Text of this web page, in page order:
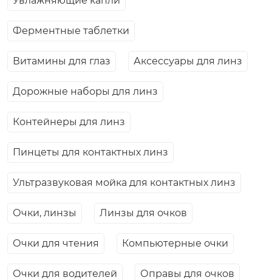
Ферментные таблетки
Витамины для глаз Аксессуары для линз
Дорожные наборы для линз
Контейнеры для линз
Пинцеты для контактных линз
Ультразвуковая мойка для контактных линз
Очки, линзы Линзы для очков
Очки для чтения Компьютерные очки
Очки для водителей Оправы для очков